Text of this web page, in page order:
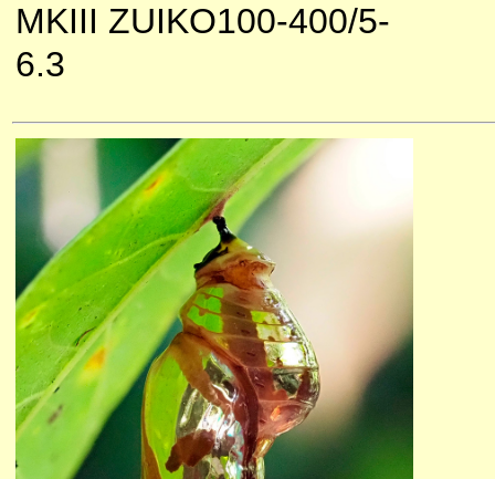
MKIII ZUIKO100-400/5-
6.3